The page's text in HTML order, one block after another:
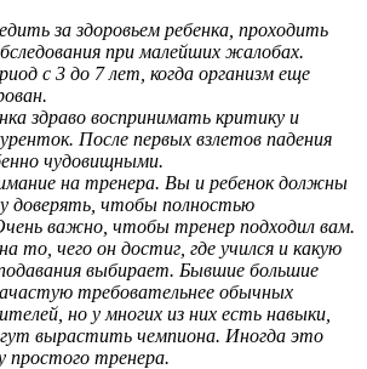
за здоровьем ребенка, проходить
при малейших жалобах.
с 3 до 7 лет, когда организм еще
здраво воспринимать критику и
После первых взлетов падения
чудовищными.
на тренера. Вы и ребенок должны
доверять, чтобы полностью
важно, чтобы тренер подходил вам.
то, чего он достиг, где учился и какую
выбирает. Бывшие большие
требовательнее обычных
но у многих из них есть навыки,
вырастить чемпиона. Иногда это
простого тренера.